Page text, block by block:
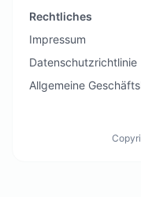
Rechtliches
Impressum
Datenschutzrichtlinie
Allgemeine